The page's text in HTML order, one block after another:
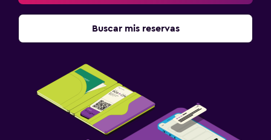
Buscar mis reservas